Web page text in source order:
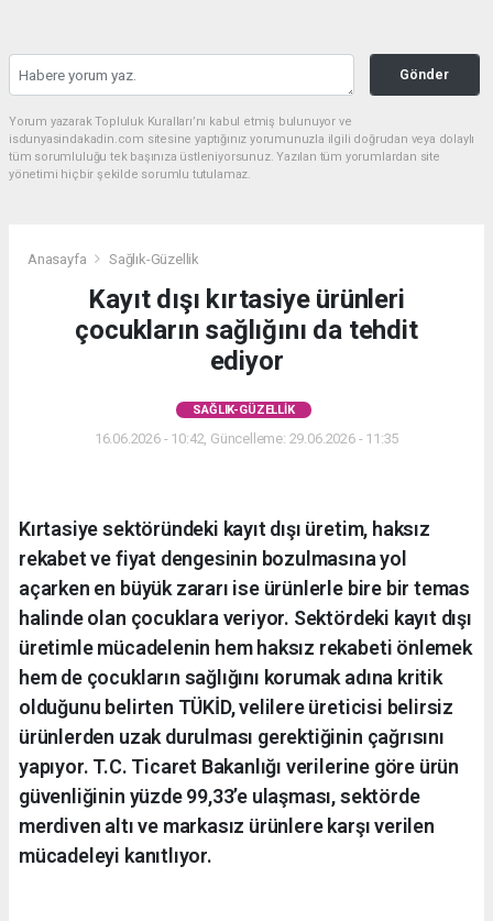
Gönder
Yorum yazarak Topluluk Kuralları’nı kabul etmiş bulunuyor ve
isdunyasindakadin.com sitesine yaptığınız yorumunuzla ilgili doğrudan veya dolaylı
tüm sorumluluğu tek başınıza üstleniyorsunuz. Yazılan tüm yorumlardan site
yönetimi hiçbir şekilde sorumlu tutulamaz.
Anasayfa Sağlık-Güzellik
Kayıt dışı kırtasiye ürünleri
çocukların sağlığını da tehdit
ediyor
SAĞLIK-GÜZELLIK
16.06.2026 - 10:42, Güncelleme: 29.06.2026 - 11:35
Kırtasiye sektöründeki kayıt dışı üretim, haksız
rekabet ve fiyat dengesinin bozulmasına yol
açarken en büyük zararı ise ürünlerle bire bir temas
halinde olan çocuklara veriyor. Sektördeki kayıt dışı
üretimle mücadelenin hem haksız rekabeti önlemek
hem de çocukların sağlığını korumak adına kritik
olduğunu belirten TÜKİD, velilere üreticisi belirsiz
ürünlerden uzak durulması gerektiğinin çağrısını
yapıyor. T.C. Ticaret Bakanlığı verilerine göre ürün
güvenliğinin yüzde 99,33’e ulaşması, sektörde
merdiven altı ve markasız ürünlere karşı verilen
mücadeleyi kanıtlıyor.